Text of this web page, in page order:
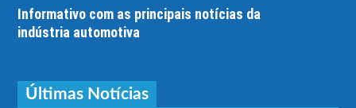
Informativo com as principais notícias da
indústria automotiva
Últimas Notícias